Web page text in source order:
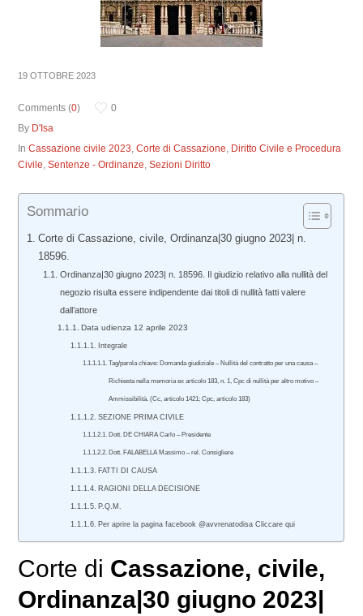
19 OTTOBRE 2023
Comments (0)
0
By D'Isa
InCassazione civile 2023,Corte di Cassazione, Diritto Civile e Procedura
Civile,Sentenze - Ordinanze,Sezioni Diritto
Sommario
Corte di Cassazione, civile, Ordinanza|30 giugno 2023| n.
18596.
Ordinanza|30 giugno 2023| n. 18596. Il giudizio relativo alla nullità del
negozio risulta essere indipendente dai titoli di nullità fatti valere
dall’attore
Data udienza 12 aprile 2023
Integrale
Tag/parola chiave: Domanda giudiziale – Nullità del contratto per una causa –
Richiesta nella memoria ex articolo 183, n. 1, Cpc di nullità per altro motivo –
Ammissibilità. (Cc, articolo 1421; Cpc, articolo 183)
SEZIONE PRIMA CIVILE
Dott. DE CHIARA Carlo – Presidente
Dott. FALABELLA Massimo – rel. Consigliere
FATTI DI CAUSA
RAGIONI DELLA DECISIONE
P.Q.M.
Per aprire la pagina facebook @avvrenatodisa Cliccare qui
Corte di Cassazione, civile,
Ordinanza|30 giugno 2023|